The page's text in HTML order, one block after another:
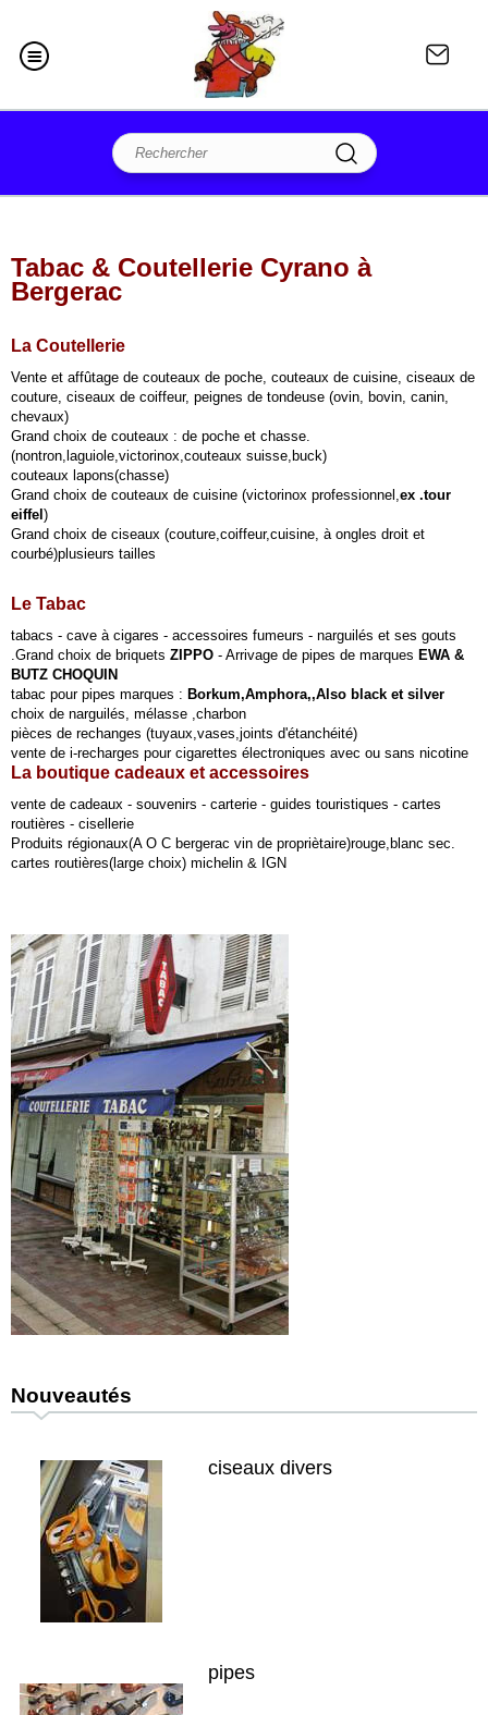
Tabac & Coutellerie Cyrano à
Bergerac
La Coutellerie
Vente et affûtage de couteaux de poche, couteaux de cuisine, ciseaux de
couture, ciseaux de coiffeur, peignes de tondeuse (ovin, bovin, canin,
chevaux)
Grand choix de couteaux : de poche et chasse.
(nontron,laguiole,victorinox,couteaux suisse,buck)
couteaux lapons(chasse)
Grand choix de couteaux de cuisine (victorinox professionnel,ex .tour
eiffel )
Grand choix de ciseaux (couture,coiffeur,cuisine, à ongles droit et
courbé)plusieurs tailles
Le Tabac
tabacs - cave à cigares - accessoires fumeurs - narguilés et ses gouts
.Grand choix de briquets ZIPPO - Arrivage de pipes de marques EWA &
BUTZ CHOQUIN
tabac pour pipes marques : Borkum,Amphora,,Also black et silver
choix de narguilés, mélasse ,charbon
pièces de rechanges (tuyaux,vases,joints d'étanchéité)
vente de i-recharges pour cigarettes électroniques avec ou sans nicotine
La boutique cadeaux et accessoires
vente de cadeaux - souvenirs - carterie - guides touristiques - cartes
routières - cisellerie
Produits régionaux(A O C bergerac vin de propriètaire)rouge,blanc sec.
cartes routières(large choix) michelin & IGN
Nouveautés
ciseaux divers
pipes